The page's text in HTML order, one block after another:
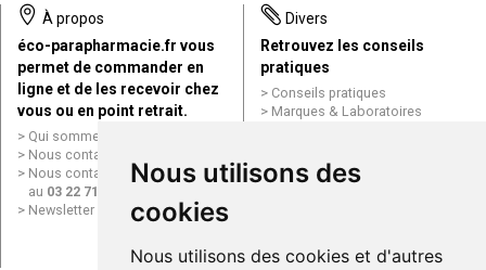
Nous utilisons des
cookies
Nous utilisons des cookies et d'autres
À propos
éco-parapharmacie.fr vous
permet de commander en
ligne et de les recevoir chez
vous ou en point retrait.
Qui sommes nous ?
Nous contacter par e-mail
Nous contacter par téléphone
au 03 22 71 64 10
Newsletter
Divers
Retrouvez les conseils
pratiques
Conseils pratiques
Marques & Laboratoires
Mentions légales
Données personnelles
ligne